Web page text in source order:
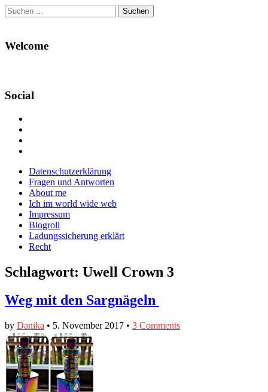
Suchen
nach:
Welcome
Social
Facebook
anzeigen
Twitter
anzeigen
auf
Instagram
anzeigen
Main
menu
Skip
content
Datenschutzerklärung
Fragen und Antworten
About me
Ich im world wide web
Impressum
Blogroll
Ladungssicherung erklärt
Recht
Schlagwort: Uwell Crown 3
Weg mit den Sargnägeln
by Danika • 5. November 2017 • 3 Comments